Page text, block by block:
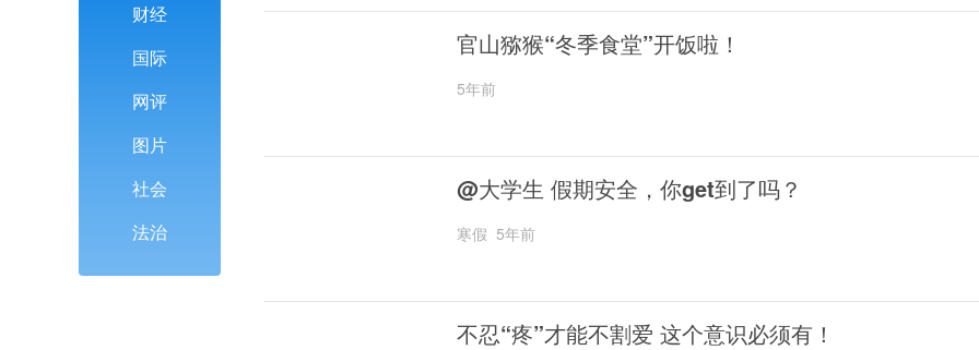
财经
国际
网评
图片
社会
法治
官山猕猴“冬季食堂”开饭啦！
5年前
@大学生 假期安全，你get到了吗？
寒假 5年前
不忍“疼”才能不割爱 这个意识必须有！